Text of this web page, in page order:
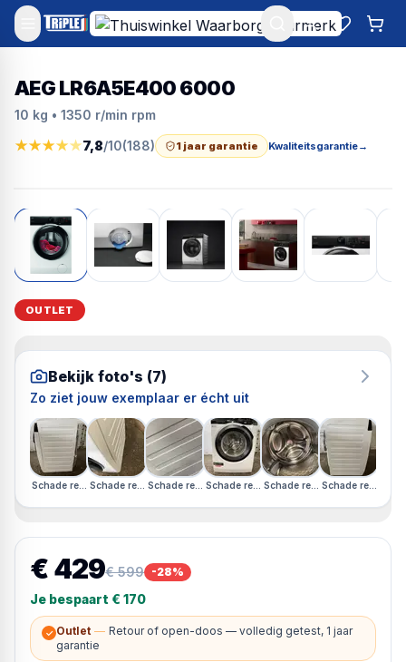
Mijn account
AEG LR6A5E400 6000
10 kg • 1350 r/min rpm
★★★★★7,8/10(188) 1 jaar garantie Kwaliteitsgarantie→
OUTLET
Bekijk foto's (7)
Zo ziet jouw exemplaar er écht uit
Schade rechterzijkant · Duits Display · Schade linkerzijkant
Schade rechterzijkant · Duits Display · Schade linkerzijkant
Schade rechterzijkant · Duits Display · Schade
Schade rechterzijkant · Duits Display ·
Schade rechterzijkant · Duits
Schade
€ 429€ 599 -28%
Je bespaart € 170
✓ Outlet — Retour of open-doos — volledig getest, 1 jaar
garantie